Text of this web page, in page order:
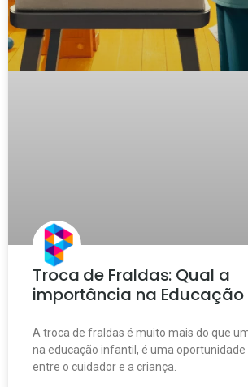
Troca de Fraldas: Qual a
importância na Educação
A troca de fraldas é muito mais do que
na educação infantil, é uma
entre o cuidador e a criança.